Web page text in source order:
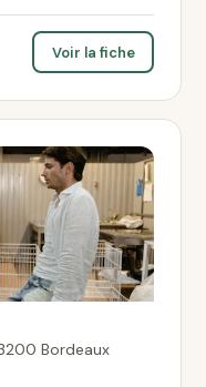
Voir la fiche
Bordeaux